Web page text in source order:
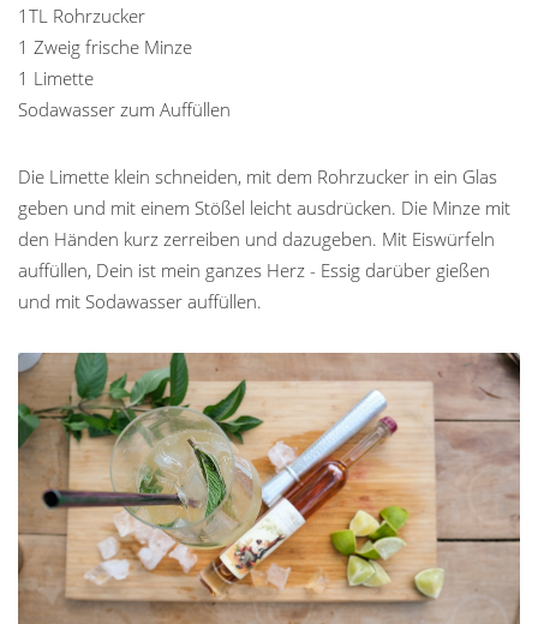
1TL Rohrzucker
1 Zweig frische Minze
1 Limette
Sodawasser zum Auffüllen
Die Limette klein schneiden, mit dem Rohrzucker in ein Glas
geben und mit einem Stößel leicht ausdrücken. Die Minze mit
den Händen kurz zerreiben und dazugeben. Mit Eiswürfeln
auffüllen, Dein ist mein ganzes Herz - Essig darüber gießen
und mit Sodawasser auffüllen.